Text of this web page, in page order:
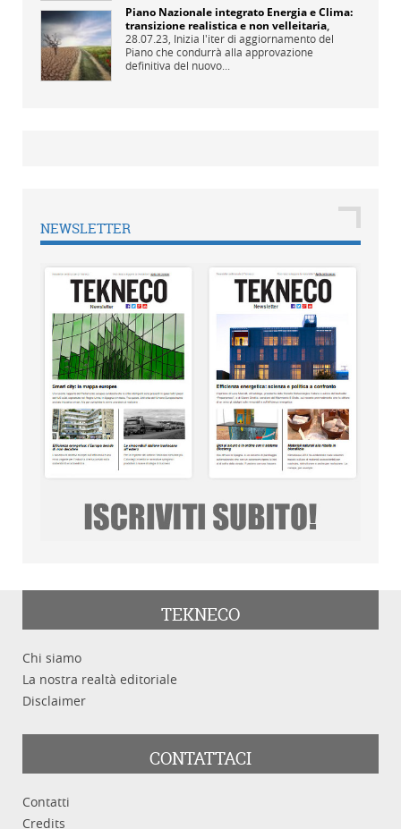
Piano Nazionale integrato Energia e Clima:
transizione realistica e non velleitaria,
28.07.23, Inizia l'iter di aggiornamento del
Piano che condurrà alla approvazione
definitiva del nuovo...
NEWSLETTER
TEKNECO
Chi siamo
La nostra realtà editoriale
Disclaimer
CONTATTACI
Contatti
Credits